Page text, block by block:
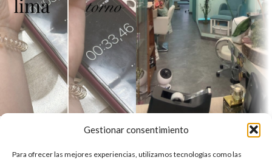
Gestionar consentimiento
Para ofrecer las mejores experiencias, utilizamos tecnologías como las